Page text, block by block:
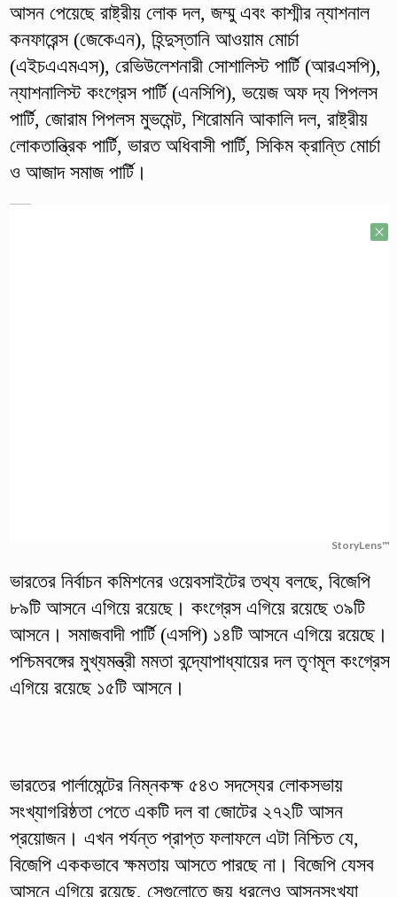
আসন পেয়েছে রাষ্ট্রীয় লোক দল, জম্মু এবং কাশ্মীর ন্যাশনাল
কনফারেন্স (জেকেএন), হিন্দুস্তানি আওয়াম মোর্চা
(এইচএএমএস), রেভিউলেশনারী সোশালিস্ট পার্টি (আরএসপি),
ন্যাশনালিস্ট কংগ্রেস পার্টি (এনসিপি), ভয়েজ অফ দ্য পিপলস
পার্টি, জোরাম পিপলস মুভমেন্ট, শিরোমনি আকালি দল, রাষ্ট্রীয়
লোকতান্ত্রিক পার্টি, ভারত অধিবাসী পার্টি, সিকিম ক্রান্তি মোর্চা
ও আজাদ সমাজ পার্টি।
StoryLens™
ভারতের নির্বাচন কমিশনের ওয়েবসাইটের তথ্য বলছে, বিজেপি
৮৯টি আসনে এগিয়ে রয়েছে। কংগ্রেস এগিয়ে রয়েছে ৩৯টি
আসনে। সমাজবাদী পার্টি (এসপি) ১৪টি আসনে এগিয়ে রয়েছে।
পশ্চিমবঙ্গের মুখ্যমন্ত্রী মমতা বন্দ্যোপাধ্যায়ের দল তৃণমূল কংগ্রেস
এগিয়ে রয়েছে ১৫টি আসনে।
ভারতের পার্লামেন্টের নিম্নকক্ষ ৫৪৩ সদস্যের লোকসভায়
সংখ্যাগরিষ্ঠতা পেতে একটি দল বা জোটের ২৭২টি আসন
প্রয়োজন। এখন পর্যন্ত প্রাপ্ত ফলাফলে এটা নিশ্চিত যে,
বিজেপি এককভাবে ক্ষমতায় আসতে পারছে না। বিজেপি যেসব
আসনে এগিয়ে রয়েছে, সেগুলোতে জয় ধরলেও আসনসংখ্যা